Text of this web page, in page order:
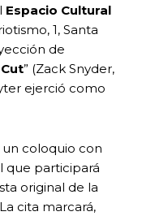
Espacio Cultural
1, Santa
de
” (Zack Snyder,
ejerció como
un coloquio con
que participará
original de la
La cita marcará,